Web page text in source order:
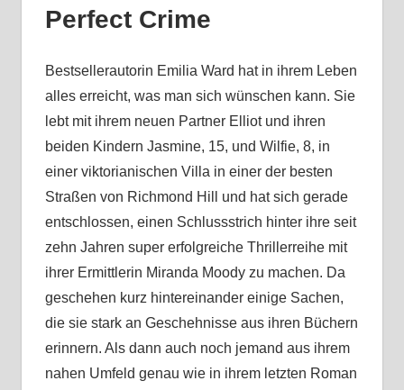
Perfect Crime
Bestsellerautorin Emilia Ward hat in ihrem Leben
alles erreicht, was man sich wünschen kann. Sie
lebt mit ihrem neuen Partner Elliot und ihren
beiden Kindern Jasmine, 15, und Wilfie, 8, in
einer viktorianischen Villa in einer der besten
Straßen von Richmond Hill und hat sich gerade
entschlossen, einen Schlussstrich hinter ihre seit
zehn Jahren super erfolgreiche Thrillerreihe mit
ihrer Ermittlerin Miranda Moody zu machen. Da
geschehen kurz hintereinander einige Sachen,
die sie stark an Geschehnisse aus ihren Büchern
erinnern. Als dann auch noch jemand aus ihrem
nahen Umfeld genau wie in ihrem letzten Roman